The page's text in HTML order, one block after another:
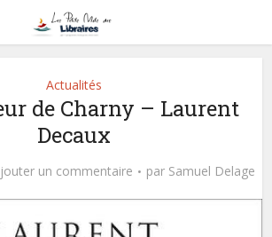
Actualités
de Charny – Laurent
Decaux
un commentaire par Samuel Delage